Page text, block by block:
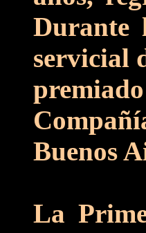
Durante
servicial
Buenos
La